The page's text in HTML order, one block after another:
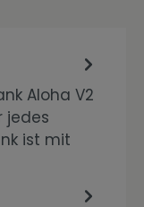
Aloha V2
jedes
ist mit